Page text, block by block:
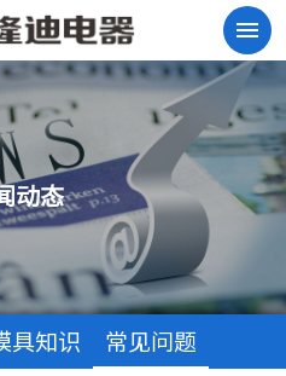
动态
具知识 常见问题